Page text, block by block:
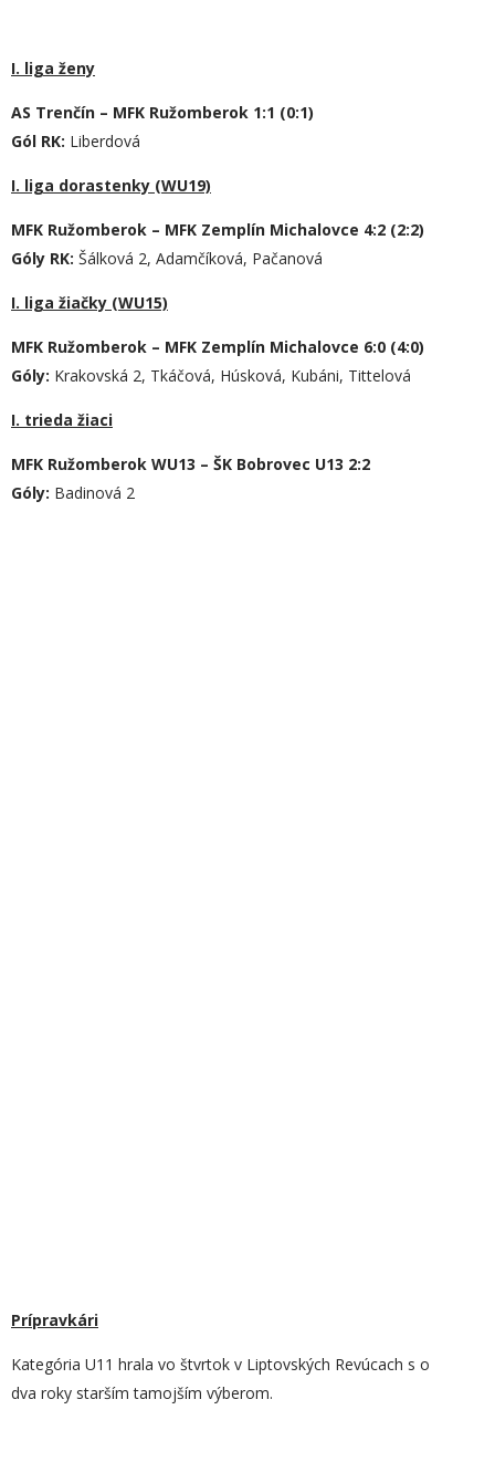
I. liga ženy
AS Trenčín – MFK Ružomberok 1:1 (0:1)
Gól RK: Liberdová
I. liga dorastenky (WU19)
MFK Ružomberok – MFK Zemplín Michalovce 4:2 (2:2)
Góly RK: Šálková 2, Adamčíková, Pačanová
I. liga žiačky (WU15)
MFK Ružomberok – MFK Zemplín Michalovce 6:0 (4:0)
Góly: Krakovská 2, Tkáčová, Húsková, Kubáni, Tittelová
I. trieda žiaci
MFK Ružomberok WU13 – ŠK Bobrovec U13 2:2
Góly: Badinová 2
Prípravkári
Kategória U11 hrala vo štvrtok v Liptovských Revúcach s o
dva roky starším tamojším výberom.